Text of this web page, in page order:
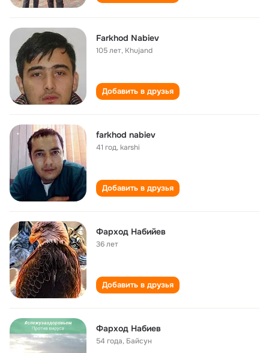
Farkhod Nabiev
105 лет, Khujand
Добавить в друзья
farkhod nabiev
41 год,karshi
Добавить в друзья
Фарход Набийев
36 лет
Добавить в друзья
Фарход Набиев
54 года, Байсун